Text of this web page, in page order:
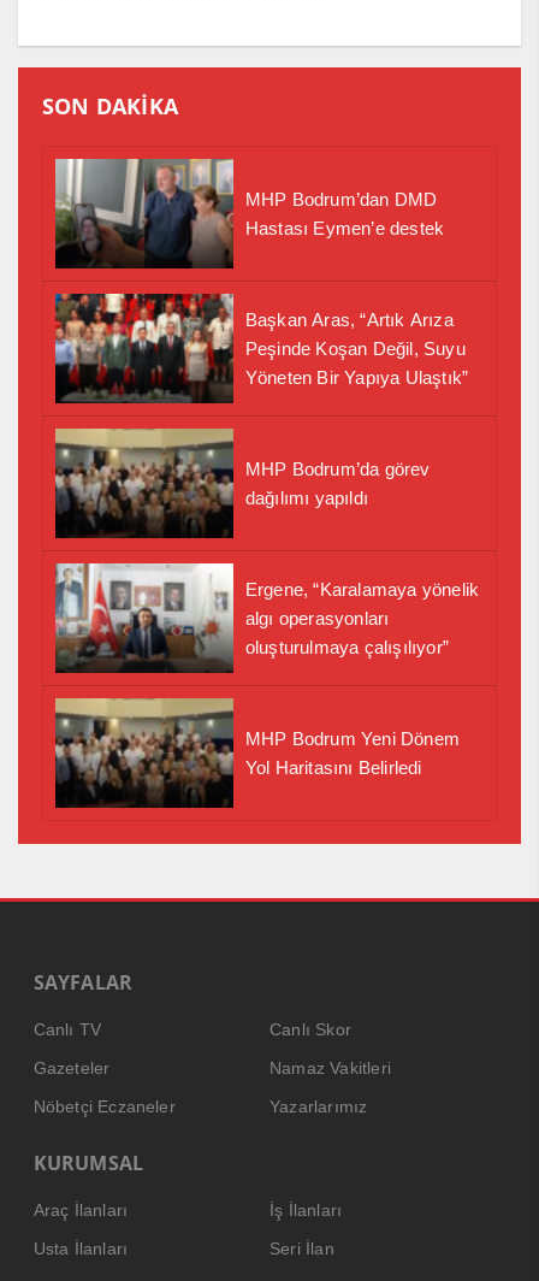
SON DAKİKA
MHP Bodrum’dan DMD
Hastası Eymen’e destek
Başkan Aras, “Artık Arıza
Peşinde Koşan Değil, Suyu
Yöneten Bir Yapıya Ulaştık”
MHP Bodrum’da görev
dağılımı yapıldı
Ergene, “Karalamaya yönelik
algı operasyonları
oluşturulmaya çalışılıyor”
MHP Bodrum Yeni Dönem
Yol Haritasını Belirledi
SAYFALAR
Canlı TV
Canlı Skor
Gazeteler
Namaz Vakitleri
Nöbetçi Eczaneler
Yazarlarımız
KURUMSAL
Araç İlanları
İş İlanları
Usta İlanları
Seri İlan